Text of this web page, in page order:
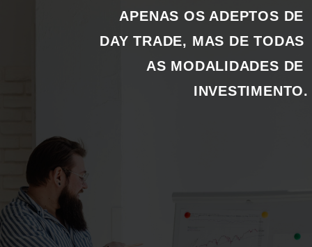
APENAS OS ADEPTOS DE
DAY TRADE, MAS DE TODAS
AS MODALIDADES DE
INVESTIMENTO.